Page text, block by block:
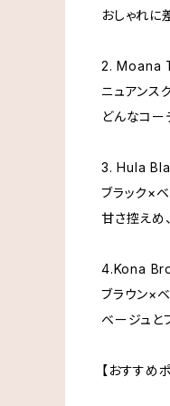
おしゃれに
2. Moana
ニュアンス
どんなコー
3. Hula
ブラック×
甘さ控えめ
4.Kona
ブラウン×
ベージュと
【おすすめ